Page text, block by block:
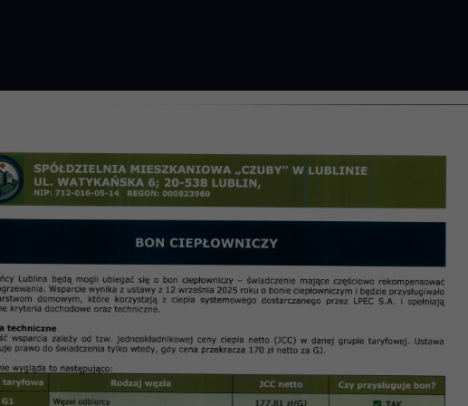
PRZETARGI OSIEDLA
2013 rok SM CZUBY